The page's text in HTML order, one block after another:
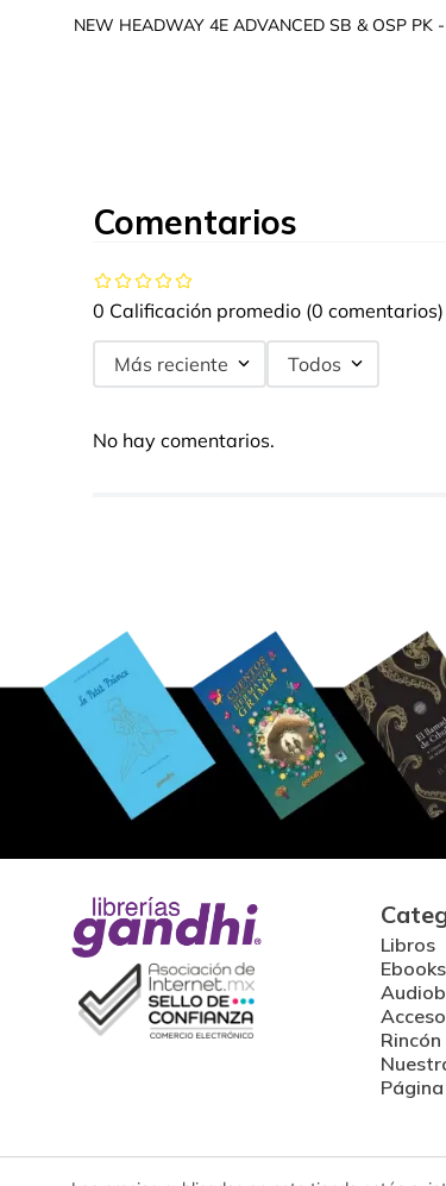
NEW HEADWAY 4E ADVANCED SB & OSP PK
Comentarios
0 Calificación promedio (0 comentarios)
Más reciente Todos
No hay comentarios.
Libros
Ebooks